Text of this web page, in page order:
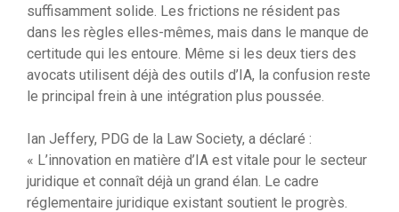
suffisamment solide. Les frictions ne résident pas
dans les règles elles-mêmes, mais dans le manque de
certitude qui les entoure. Même si les deux tiers des
avocats utilisent déjà des outils d’IA, la confusion reste
le principal frein à une intégration plus poussée.
Ian Jeffery, PDG de la Law Society, a déclaré :
« L’innovation en matière d’IA est vitale pour le secteur
juridique et connaît déjà un grand élan. Le cadre
réglementaire juridique existant soutient le progrès.